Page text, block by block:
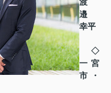
邉
幸平
◇
一宮
市・